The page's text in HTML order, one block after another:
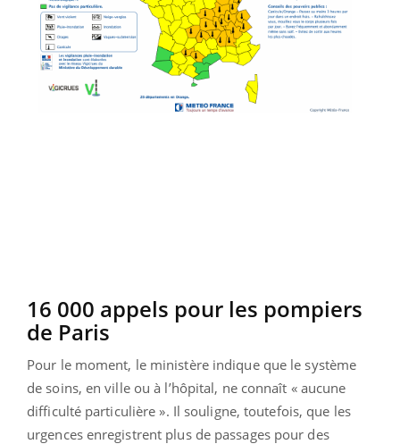
16 000 appels pour les pompiers
de Paris
Pour le moment, le ministère indique que le système
de soins, en ville ou à l’hôpital, ne connaît « aucune
difficulté particulière ». Il souligne, toutefois, que les
urgences enregistrent plus de passages pour des